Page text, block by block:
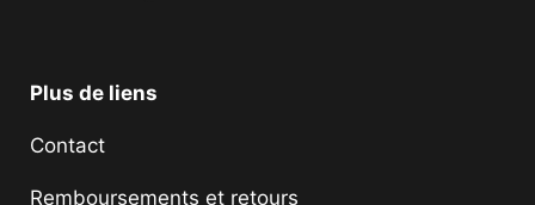
Plus de liens
Contact
Remboursements et retours